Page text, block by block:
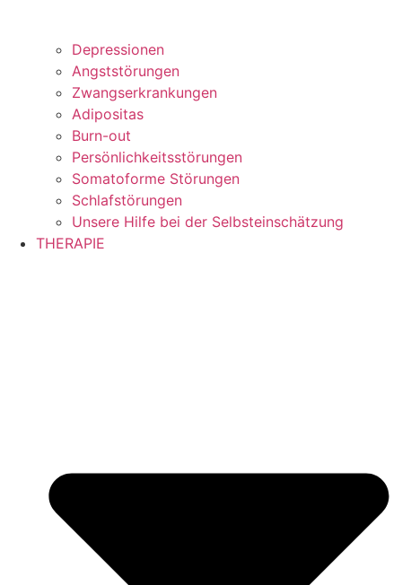
Depressionen
Angststörungen
Zwangserkrankungen
Adipositas
Burn-out
Persönlichkeitsstörungen
Somatoforme Störungen
Schlafstörungen
Unsere Hilfe bei der Selbsteinschätzung
THERAPIE